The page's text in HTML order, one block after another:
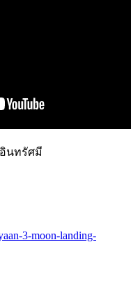
อินทรัศมี
3-moon-landing-